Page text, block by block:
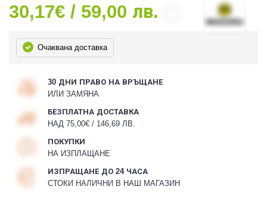
30,17€ / 59,00 лв.
Очаквана доставка
30 ДНИ ПРАВО НА ВРЪЩАНЕ
ИЛИ ЗАМЯНА
БЕЗПЛАТНА ДОСТАВКА
НАД 75,00€ / 146,69 ЛВ.
ПОКУПКИ
НА ИЗПЛАЩАНЕ
ИЗПРАЩАНЕ ДО 24 ЧАСА
СТОКИ НАЛИЧНИ В НАШ МАГАЗИН